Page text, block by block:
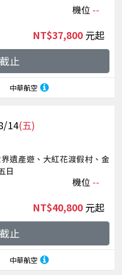
機位 --
中華航空
NT$37,800 起
截止
14(五)
遺產遊、大紅花渡假村、金
日
機位 --
中華航空
NT$40,800 起
截止